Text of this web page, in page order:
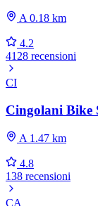
A 0.18 km
4.2
4128 recensioni
CI
Cingolani Bike
A 1.47 km
4.8
138 recensioni
CA